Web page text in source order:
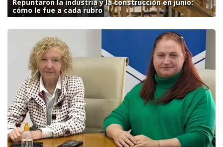
Repuntaron la industria y la construcción en junio:
cómo le fue a cada rubro